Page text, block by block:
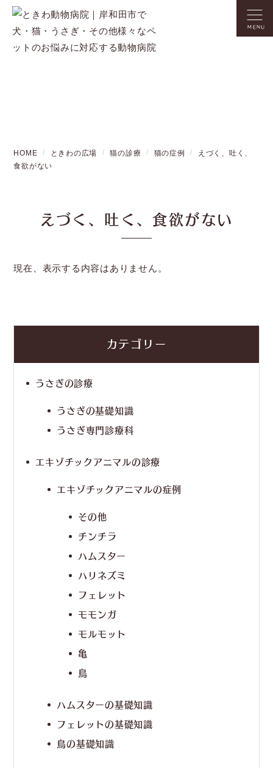
MENU
HOME ときわの広場 猫の診療 猫の症例
えづく、吐く、
食欲がない
えづく、吐く、食欲がない
現在、表示する内容はありません。
カテゴリー
うさぎの診療
うさぎの基礎知識
うさぎ専門診療科
エキゾチックアニマルの診療
エキゾチックアニマルの症例
その他
チンチラ
ハムスター
ハリネズミ
フェレット
モモンガ
モルモット
亀
鳥
ハムスターの基礎知識
フェレットの基礎知識
鳥の基礎知識